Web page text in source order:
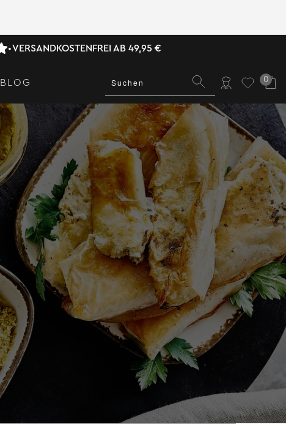
•VERSANDKOSTENFREI AB 49,95 €
BLOG 0